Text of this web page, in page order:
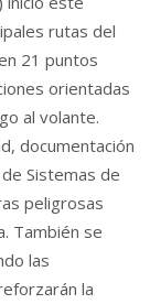
rutas del
21 puntos
orientadas
al volante.
documentación
Sistemas de
peligrosas
También se
las
la